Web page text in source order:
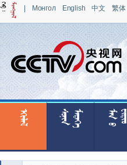
| Монгол English 中文 繁体
 








  







 